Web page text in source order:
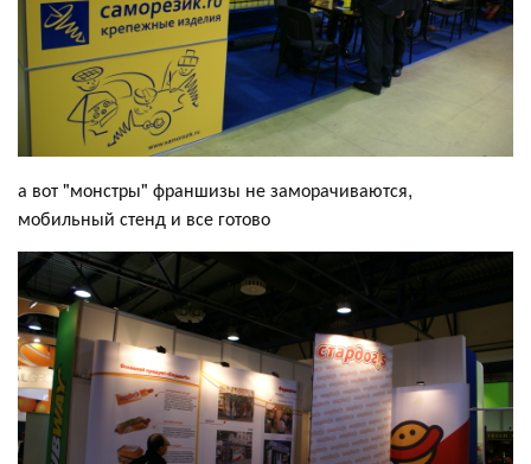
а вот "монстры" франшизы не заморачиваются,
мобильный стенд и все готово